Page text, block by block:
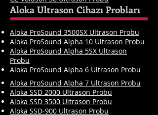
Aloka Ultrason Cihazı Probları
Aloka ProSound 3500SX Ultrason Probu
Aloka ProSound Alpha 10 Ultrason Probu
Aloka ProSound Alpha 5SX Ultrason
Probu
Aloka ProSound Alpha 6 Ultrason Probu
Aloka ProSound Alpha 7 Ultrason Probu
Aloka SSD 2000 Ultrason Probu
Aloka SSD 3500 Ultrason Probu
Aloka SSD-900 Ultrason Probu